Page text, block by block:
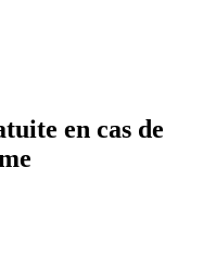
en cas de